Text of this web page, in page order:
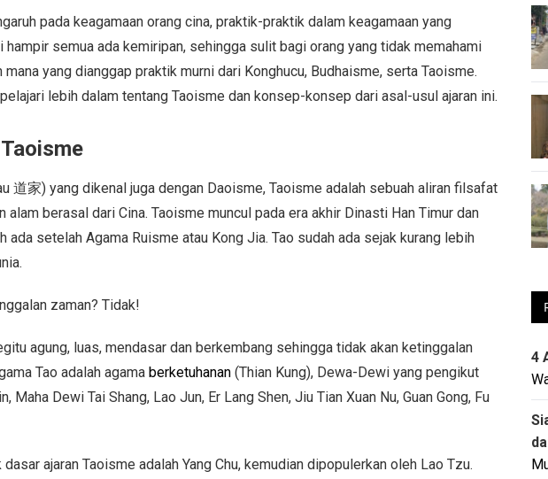
pada keagamaan orang cina, praktik-praktik dalam keagamaan yang
semua ada kemiripan, sehingga sulit bagi orang yang tidak memahami
mana yang dianggap praktik murni dari Konghucu, Budhaisme, serta Taoisme.
lebih dalam tentang Taoisme dan konsep-konsep dari asal-usul ajaran ini.
道家) yang dikenal juga dengan Daoisme, Taoisme adalah sebuah aliran filsafat
alam berasal dari Cina. Taoisme muncul pada era akhir Dinasti Han Timur dan
ada setelah Agama Ruisme atau Kong Jia. Tao sudah ada sejak kurang lebih
zaman? Tidak!
agung, luas, mendasar dan berkembang sehingga tidak akan ketinggalan
Tao adalah agama berketuhanan (Thian Kung), Dewa-Dewi yang pengikut
Maha Dewi Tai Shang, Lao Jun, Er Lang Shen, Jiu Tian Xuan Nu, Guan Gong, Fu
ajaran Taoisme adalah Yang Chu, kemudian dipopulerkan oleh Lao Tzu.
4